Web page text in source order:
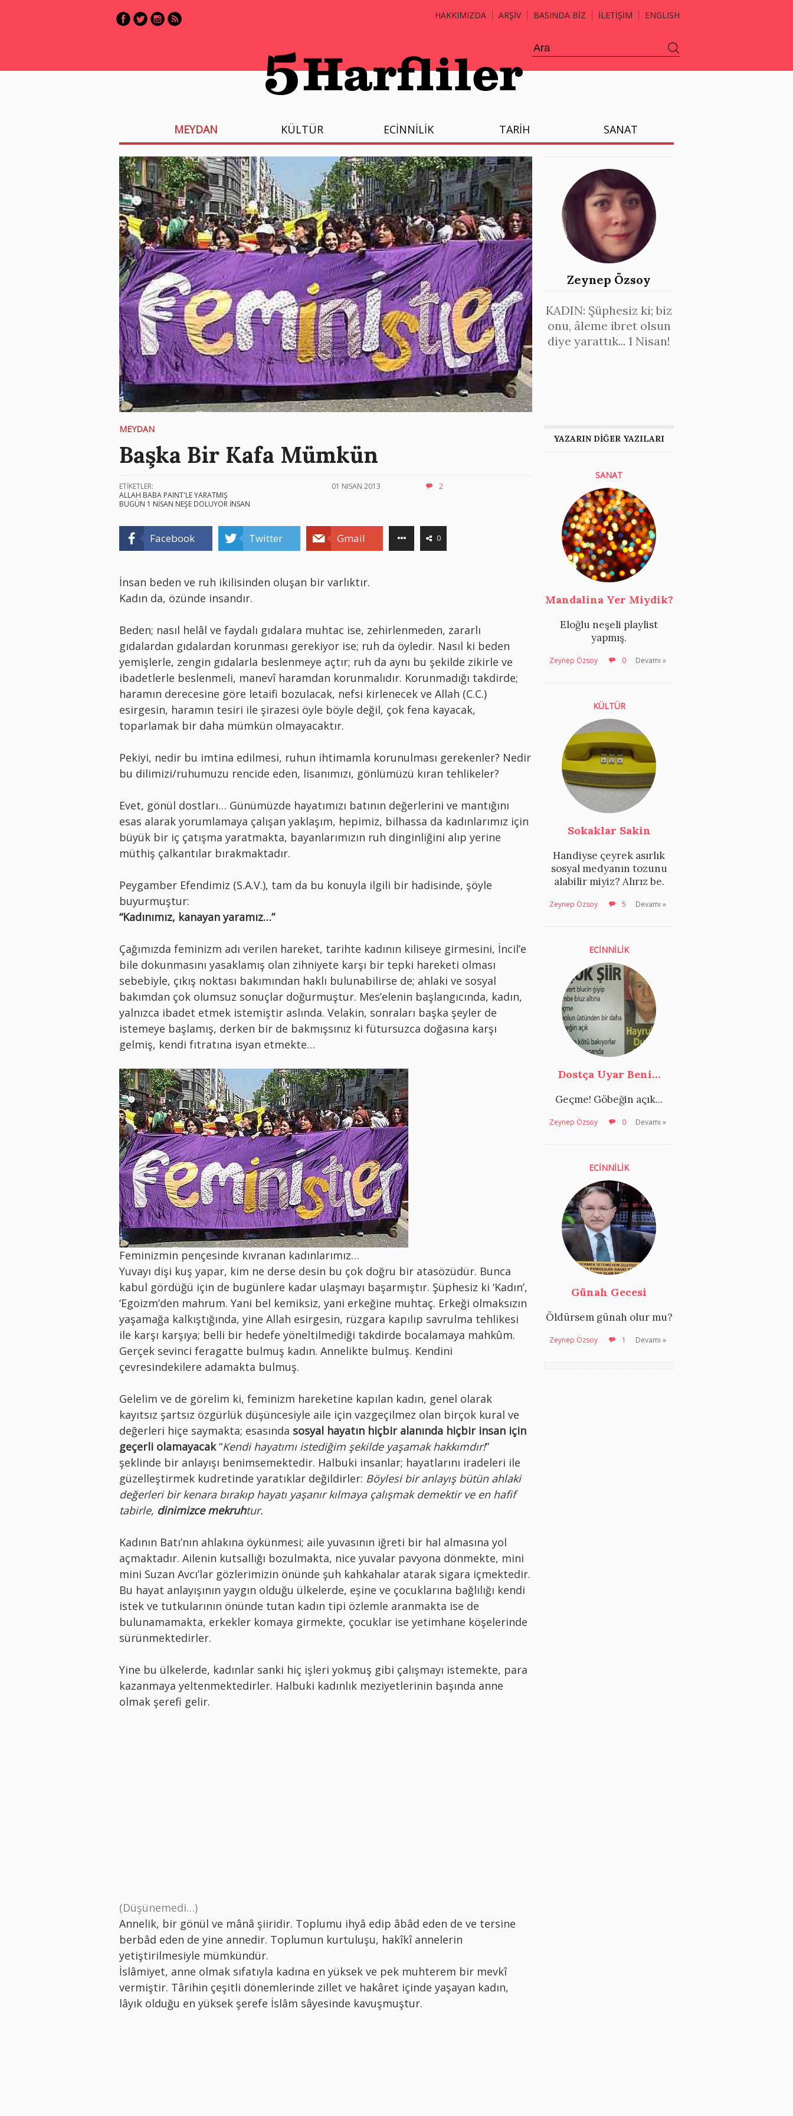
HAKKIMIZDA ARŞİV BASINDA BİZ İLETİŞİM ENGLISH
MEYDAN KÜLTÜR ECİNNİLİK TARİH SANAT
Zeynep Özsoy
KADIN: Şüphesiz ki; biz
onu, âleme ibret olsun
diye yarattık... 1 Nisan!
MEYDAN
Başka Bir Kafa Mümkün
ETİKETLER:
ALLAH BABA PAINT'LE YARATMIŞ
BUGÜN 1 NİSAN NEŞE DOLUYOR İNSAN
01 NISAN 2013 2
Facebook Twitter Gmail 0
İnsan beden ve ruh ikilisinden oluşan bir varlıktır.
Kadın da, özünde insandır.
Beden; nasıl helâl ve faydalı gıdalara muhtac ise, zehirlenmeden, zararlı
gıdalardan gıdalardan korunması gerekiyor ise; ruh da öyledir. Nasıl ki beden
yemişlerle, zengin gıdalarla beslenmeye açtır; ruh da aynı bu şekilde zikirle ve
ibadetlerle beslenmeli, manevî haramdan korunmalıdır. Korunmadığı takdirde;
haramın derecesine göre letaifi bozulacak, nefsi kirlenecek ve Allah (C.C.)
esirgesin, haramın tesiri ile şirazesi öyle böyle değil, çok fena kayacak,
toparlamak bir daha mümkün olmayacaktır.
Pekiyi, nedir bu imtina edilmesi, ruhun ihtimamla korunulması gerekenler? Nedir
bu dilimizi/ruhumuzu rencide eden, lisanımızı, gönlümüzü kıran tehlikeler?
Evet, gönül dostları… Günümüzde hayatımızı batının değerlerini ve mantığını
esas alarak yorumlamaya çalışan yaklaşım, hepimiz, bilhassa da kadınlarımız için
büyük bir iç çatışma yaratmakta, bayanlarımızın ruh dinginliğini alıp yerine
müthiş çalkantılar bırakmaktadır.
Peygamber Efendimiz (S.A.V.), tam da bu konuyla ilgili bir hadisinde, şöyle
buyurmuştur:
“Kadınımız, kanayan yaramız…”
Çağımızda feminizm adı verilen hareket, tarihte kadının kiliseye girmesini, İncil’e
bile dokunmasını yasaklamış olan zihniyete karşı bir tepki hareketi olması
sebebiyle, çıkış noktası bakımından haklı bulunabilirse de; ahlaki ve sosyal
bakımdan çok olumsuz sonuçlar doğurmuştur. Mes’elenin başlangıcında, kadın,
yalnızca ibadet etmek istemiştir aslında. Velakin, sonraları başka şeyler de
istemeye başlamış, derken bir de bakmışsınız ki fütursuzca doğasına karşı
gelmiş, kendi fıtratına isyan etmekte…
Feminizmin pençesinde kıvranan kadınlarımız…
Yuvayı dişi kuş yapar, kim ne derse desin bu çok doğru bir atasözüdür. Bunca
kabul gördüğü için de bugünlere kadar ulaşmayı başarmıştır. Şüphesiz ki ‘Kadın’,
‘Egoizm’den mahrum. Yani bel kemiksiz, yani erkeğine muhtaç. Erkeği olmaksızın
yaşamağa kalkıştığında, yine Allah esirgesin, rüzgara kapılıp savrulma tehlikesi
ile karşı karşıya; belli bir hedefe yöneltilmediği takdirde bocalamaya mahkûm.
Gerçek sevinci feragatte bulmuş kadın. Annelikte bulmuş. Kendini
çevresindekilere adamakta bulmuş.
Gelelim ve de görelim ki, feminizm hareketine kapılan kadın, genel olarak
kayıtsız şartsız özgürlük düşüncesiyle aile için vazgeçilmez olan birçok kural ve
değerleri hiçe saymakta; esasında sosyal hayatın hiçbir alanında hiçbir insan için
geçerli olamayacak“Kendi hayatımı istediğim şekilde yaşamak hakkımdır!”
şeklinde bir anlayışı benimsemektedir. Halbuki insanlar; hayatlarını iradeleri ile
güzelleştirmek kudretinde yaratıklar değildirler: Böylesi bir anlayış bütün ahlaki
değerleri bir kenara bırakıp hayatı yaşanır kılmaya çalışmak demektir ve en hafif
tabirle, dinimizce mekruhtur.
Kadının Batı’nın ahlakına öykünmesi; aile yuvasının iğreti bir hal almasına yol
açmaktadır. Ailenin kutsallığı bozulmakta, nice yuvalar pavyona dönmekte, mini
mini Suzan Avcı’lar gözlerimizin önünde şuh kahkahalar atarak sigara içmektedir.
Bu hayat anlayışının yaygın olduğu ülkelerde, eşine ve çocuklarına bağlılığı kendi
istek ve tutkularının önünde tutan kadın tipi özlemle aranmakta ise de
bulunamamakta, erkekler komaya girmekte, çocuklar ise yetimhane köşelerinde
sürünmektedirler.
Yine bu ülkelerde, kadınlar sanki hiç işleri yokmuş gibi çalışmayı istemekte, para
kazanmaya yeltenmektedirler. Halbuki kadınlık meziyetlerinin başında anne
olmak şerefi gelir.
(Düşünemedi…)
Annelik, bir gönül ve mânâ şiiridir. Toplumu ihyâ edip âbâd eden de ve tersine
berbâd eden de yine annedir. Toplumun kurtuluşu, hakîkî annelerin
yetiştirilmesiyle mümkündür.
İslâmiyet, anne olmak sıfatıyla kadına en yüksek ve pek muhterem bir mevkî
vermiştir. Târihin çeşitli dönemlerinde zillet ve hakâret içinde yaşayan kadın,
lâyık olduğu en yüksek şerefe İslâm sâyesinde kavuşmuştur.
YAZARIN DİĞER YAZILARI
SANAT
Mandalina Yer Miydik?
Eloğlu neşeli playlist
yapmış.
Zeynep Özsoy 0 Devamı »
KÜLTÜR
Sokaklar Sakin
Handiyse çeyrek asırlık
sosyal medyanın tozunu
alabilir miyiz? Alırız be.
Zeynep Özsoy 5 Devamı »
ECİNNİLİK
Dostça Uyar Beni…
Geçme! Göbeğin açık...
Zeynep Özsoy 0 Devamı »
ECİNNİLİK
Günah Gecesi
Öldürsem günah olur mu?
Zeynep Özsoy 1 Devamı »